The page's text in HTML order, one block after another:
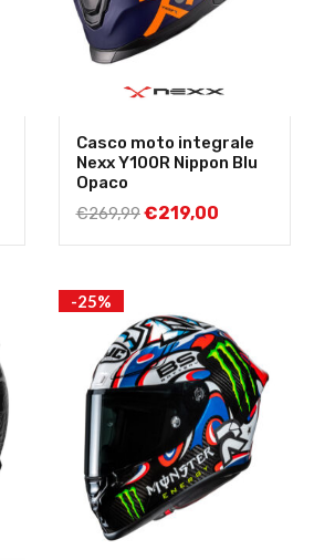
Casco moto integrale
Nexx Y100R Nippon Blu
Opaco
€269,99€219,00
-25%